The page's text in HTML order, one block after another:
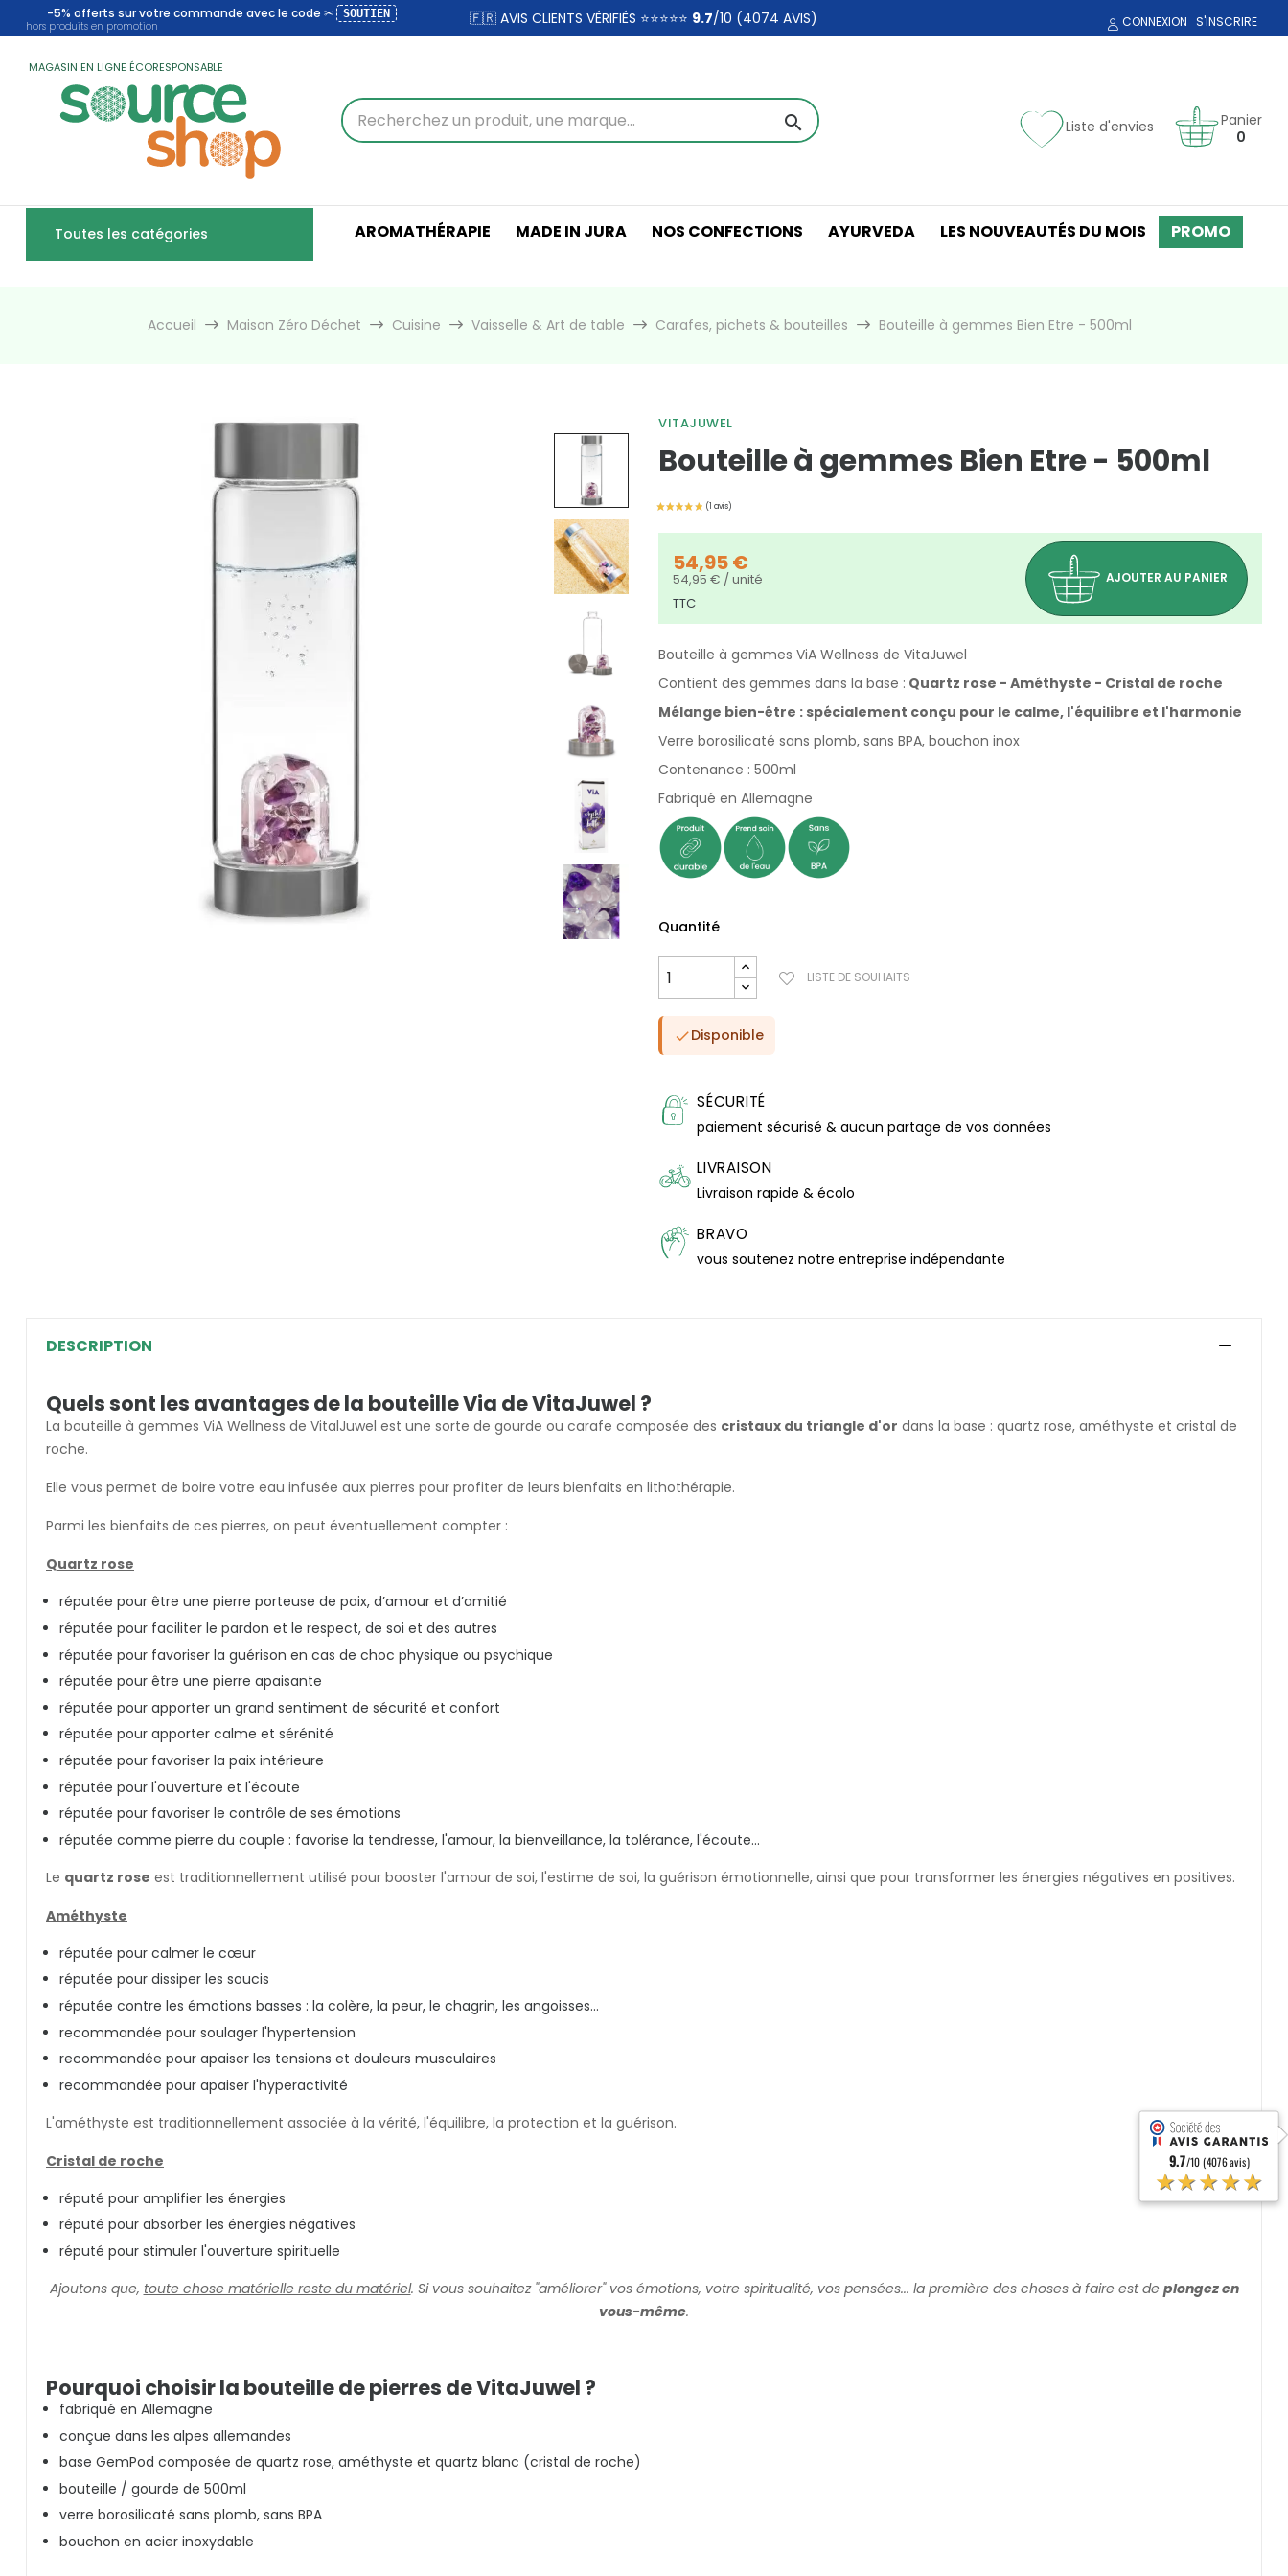
-5% offerts sur votre commande avec le code ✂ SOUTIEN
hors produits en promotion 🇫🇷 AVIS CLIENTS VÉRIFIÉS ⭐⭐⭐⭐⭐ 9.7/10 (4074 AVIS) CONNEXION S'INSCRIRE
MAGASIN EN LIGNE ÉCORESPONSABLE
search Liste d'envies
Panier
0
Toutes les catégories AROMATHÉRAPIE MADE IN JURA NOS CONFECTIONS AYURVEDA LES NOUVEAUTÉS DU MOIS PROMO
Accueil Maison Zéro Déchet Cuisine Vaisselle & Art de table Carafes, pichets & bouteilles Bouteille à gemmes Bien Etre - 500ml
VITAJUWEL
Bouteille à gemmes Bien Etre - 500ml
54,95 €
54,95 € / unité
TTC
AJOUTER AU PANIER
Bouteille à gemmes ViA Wellness de VitaJuwel
Contient des gemmes dans la base : Quartz rose - Améthyste - Cristal de roche
Mélange bien-être : spécialement conçu pour le calme, l'équilibre et l'harmonie
Verre borosilicaté sans plomb, sans BPA, bouchon inox
Contenance : 500ml
Fabriqué en Allemagne
Quantité
LISTE DE SOUHAITS
Disponible
SÉCURITÉ
paiement sécurisé & aucun partage de vos données
LIVRAISON
Livraison rapide & écolo
BRAVO
vous soutenez notre entreprise indépendante
DESCRIPTION
Quels sont les avantages de la bouteille Via de VitaJuwel ?
La bouteille à gemmes ViA Wellness de VitalJuwel est une sorte de gourde ou carafe composée des cristaux du triangle d'or dans la base : quartz rose, améthyste et cristal de
roche.
Elle vous permet de boire votre eau infusée aux pierres pour profiter de leurs bienfaits en lithothérapie.
Parmi les bienfaits de ces pierres, on peut éventuellement compter :
Quartz rose
réputée pour être une pierre porteuse de paix, d’amour et d’amitié
réputée pour faciliter le pardon et le respect, de soi et des autres
réputée pour favoriser la guérison en cas de choc physique ou psychique
réputée pour être une pierre apaisante
réputée pour apporter un grand sentiment de sécurité et confort
réputée pour apporter calme et sérénité
réputée pour favoriser la paix intérieure
réputée pour l'ouverture et l'écoute
réputée pour favoriser le contrôle de ses émotions
réputée comme pierre du couple : favorise la tendresse, l'amour, la bienveillance, la tolérance, l'écoute...
Le quartz rose est traditionnellement utilisé pour booster l'amour de soi, l'estime de soi, la guérison émotionnelle, ainsi que pour transformer les énergies négatives en positives.
Améthyste
réputée pour calmer le cœur
réputée pour dissiper les soucis
réputée contre les émotions basses : la colère, la peur, le chagrin, les angoisses...
recommandée pour soulager l'hypertension
recommandée pour apaiser les tensions et douleurs musculaires
recommandée pour apaiser l'hyperactivité
L'améthyste est traditionnellement associée à la vérité, l'équilibre, la protection et la guérison.
Cristal de roche
réputé pour amplifier les énergies
réputé pour absorber les énergies négatives
réputé pour stimuler l'ouverture spirituelle
Ajoutons que, toute chose matérielle reste du matériel. Si vous souhaitez "améliorer" vos émotions, votre spiritualité, vos pensées... la première des choses à faire est de plongez en
vous-même.
Pourquoi choisir la bouteille de pierres de VitaJuwel ?
fabriqué en Allemagne
conçue dans les alpes allemandes
base GemPod composée de quartz rose, améthyste et quartz blanc (cristal de roche)
bouteille / gourde de 500ml
verre borosilicaté sans plomb, sans BPA
bouchon en acier inoxydable
9.7/10 (4076 avis)
★★★★★